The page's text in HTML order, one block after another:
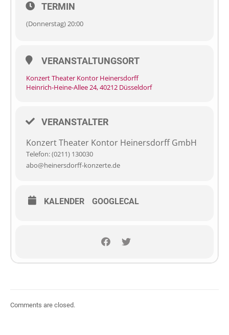
TERMIN
(Donnerstag) 20:00
VERANSTALTUNGSORT
Konzert Theater Kontor Heinersdorff
Heinrich-Heine-Allee 24, 40212 Düsseldorf
VERANSTALTER
Konzert Theater Kontor Heinersdorff GmbH
Telefon: (0211) 130030
abo@heinersdorff-konzerte.de
KALENDER GOOGLECAL
Comments are closed.